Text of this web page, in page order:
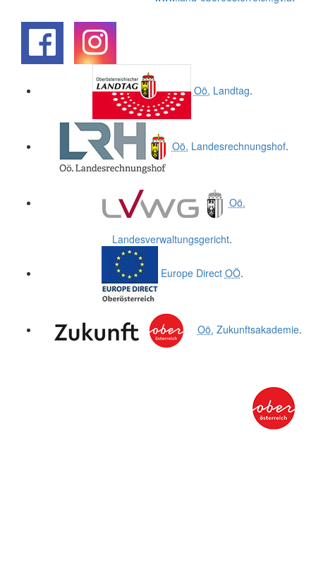
Oö. Landtag.
Oö. Landesrechnungshof.
Oö.
Landesverwaltungsgericht.
Europe Direct OÖ.
Oö. Zukunftsakademie.